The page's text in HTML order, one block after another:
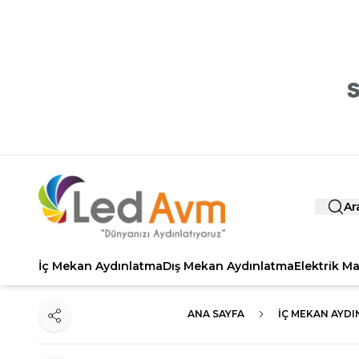
İç Mekan AydınlatmaDış Mekan AydınlatmaElektrik
ANA SAYFA İÇ MEKAN
Paylaş